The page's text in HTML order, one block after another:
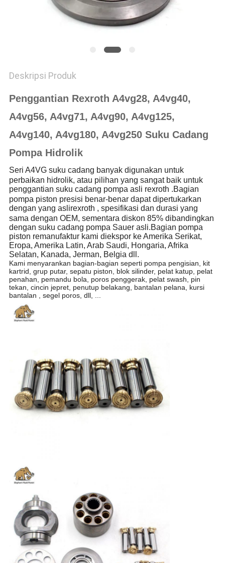
Deskripsi Produk
Penggantian Rexroth A4vg28, A4vg40,
A4vg56, A4vg71, A4vg90, A4vg125,
A4vg140, A4vg180, A4vg250 Suku Cadang
Pompa Hidrolik
Seri A4VG suku cadang banyak digunakan untuk
perbaikan hidrolik, atau pilihan yang sangat baik untuk
penggantian suku cadang pompa asli rexroth .Bagian
pompa piston presisi benar-benar dapat dipertukarkan
dengan yang aslirexroth , spesifikasi dan durasi yang
sama dengan OEM, sementara diskon 85% dibandingkan
dengan suku cadang pompa Sauer asli.Bagian pompa
piston remanufaktur kami diekspor ke Amerika Serikat,
Eropa, Amerika Latin, Arab Saudi, Hongaria, Afrika
Selatan, Kanada, Jerman, Belgia dll.
Kami menyarankan bagian-bagian seperti pompa pengisian, kit
kartrid, grup putar, sepatu piston, blok silinder, pelat katup, pelat
penahan, pemandu bola, poros penggerak, pelat swash, pin
tekan, cincin jepret, penutup belakang, bantalan pelana, kursi
bantalan , segel poros, dll, ...